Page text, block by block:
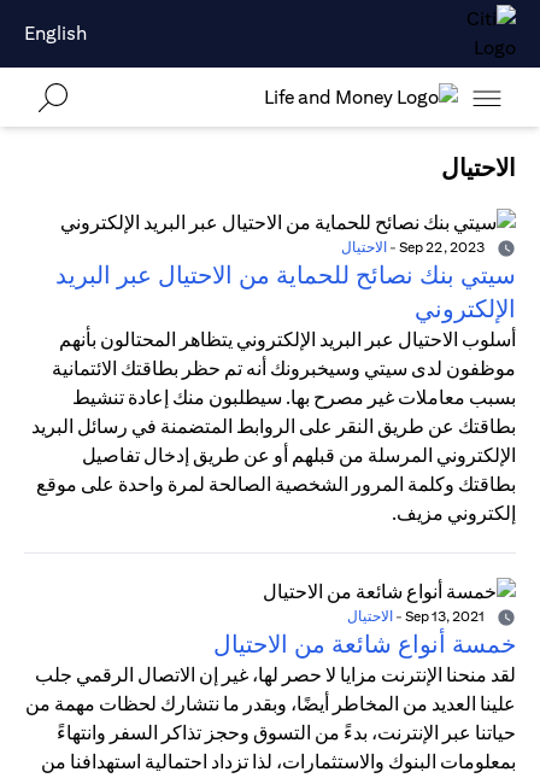
English
الاحتيال
- الاحتيال
سيتي بنك نصائح للحماية من الاحتيال عبر البريد
الإلكتروني
أسلوب الاحتيال عبر البريد الإلكتروني يتظاهر المحتالون بأنهم
موظفون لدى سيتي وسيخبرونك أنه تم حظر بطاقتك الائتمانية
بسبب معاملات غير مصرح بها. سيطلبون منك إعادة تنشيط
بطاقتك عن طريق النقر على الروابط المتضمنة في رسائل البريد
الإلكتروني المرسلة من قبلهم أو عن طريق إدخال تفاصيل
بطاقتك وكلمة المرور الشخصية الصالحة لمرة واحدة على موقع
إلكتروني مزيف.
- الاحتيال
خمسة أنواع شائعة من الاحتيال
لقد منحنا الإنترنت مزايا لا حصر لها، غير إن الاتصال الرقمي جلب
علينا العديد من المخاطر أيضًا، وبقدر ما نتشارك لحظات مهمة من
حياتنا عبر الإنترنت، بدءً من التسوق وحجز تذاكر السفر وانتهاءً
بمعلومات البنوك والاستثمارات، لذا تزداد احتمالية استهدافنا من